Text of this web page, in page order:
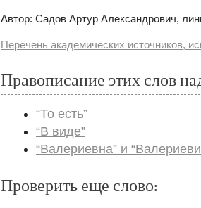
Автор: Садов Артур Александрович,
Перечень академических источников,
Правописание этих слов
“То есть”
“В виде”
“Валериевна” и
Проверить еще слово: